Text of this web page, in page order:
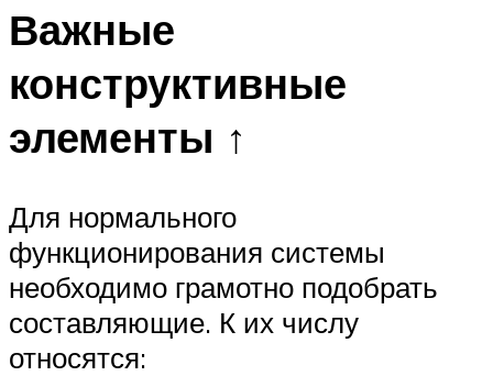
Важные
конструктивные
элементы ↑
Для нормального
функционирования системы
необходимо грамотно подобрать
составляющие. К их числу
относятся: